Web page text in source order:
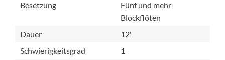
Besetzung
Fünf und mehr
Blockflöten
Dauer
12'
Schwierigkeitsgrad
1